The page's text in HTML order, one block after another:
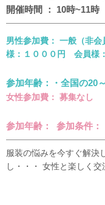
開催時間 ： 10時~11時
男性参加費： 一般（非
様：１０００円 会員様
参加年齢：・全国の20
女性参加費： 募集なし
参加年齢： 参加条件：
服装の悩みを今すぐ解決
し・・・ 女性と楽しく